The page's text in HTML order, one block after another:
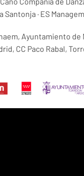
· ES
Ayuntamiento de
CC Paco Rabal,